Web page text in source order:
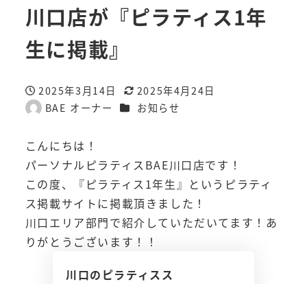
川口店が『ピラティス1年
生に掲載』
投稿日
2025年3月14日
更新日
2025年4月24日
著
BAE オーナー カテゴリー
お知らせ
こんにちは！
パーソナルピラティスBAE川口店です！
この度、『ピラティス1年生』というピラティ
ス掲載サイトに掲載頂きました！
川口エリア部門で紹介していただいてます！あ
りがとうございます！！
川口のピラティスス